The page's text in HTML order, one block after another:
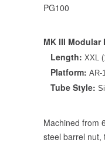
PG100
MK III Modular
Length: XXL
Platform: AR-
Tube Style:
Machined from
steel barrel nut,